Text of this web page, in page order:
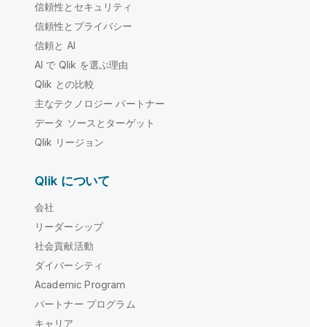
信頼性とセキュリティ
信頼性とプライバシー
信頼と AI
AI で Qlik を選ぶ理由
Qlik との比較
主なテクノロジー パートナー
データ ソースとターゲット
Qlik リージョン
Qlik について
会社
リーダーシップ
社会貢献活動
ダイバーシティ
Academic Program
パートナー プログラム
キャリア